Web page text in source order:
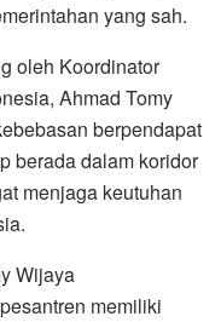
yang sah.
oleh Koordinator
Ahmad Tomy
berpendapat
berada dalam koridor
menjaga keutuhan
Wijaya
memiliki